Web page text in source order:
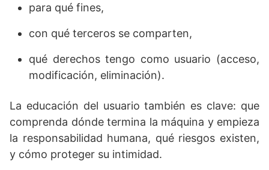
para qué fines,
con qué terceros se comparten,
qué derechos tengo como usuario (acceso,
modificación, eliminación).
La educación del usuario también es clave: que
comprenda dónde termina la máquina y empieza
la responsabilidad humana, qué riesgos existen,
y cómo proteger su intimidad.